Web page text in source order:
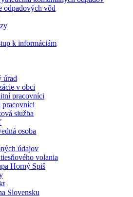
odpadových vôd
k informáciám
úrad
v obci
pracovníci
pracovníci
služba
osoba
údajov
volania
Horný Spiš
Slovensku